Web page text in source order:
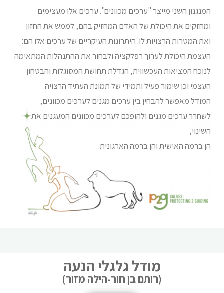
המנגנון השני מייצר "ערכים מכוונים". ערכים אלו מעצימים
ומחזקים את היכולת של האדם המחזיק בהם, לממש את החזון
ואת המטרות הרצויות לו. היתרונות העיקריים של ערכים אלו הם:
העצמת היכולת לערוך רפלקציה ולבחור את ההתנהלות המתאימה
לנוכח המציאות העכשווית, הגדלת תחושת המסוגלות והבטחון
העצמי וכן שימור פעיל ותמידי של תמונת העתיד הרצויה.
המודל מאפשר להבחין בין ערכים מגנים לערכים מכוונים,
לשחרר ערכים מגנים ולהופכם לערכים מכוונים המעגנים את
השינוי,
הן ברמה האישית והן ברמה הארגונית.
מודל גלגלי הנעה
(רותם בן חור-הילה מזור)